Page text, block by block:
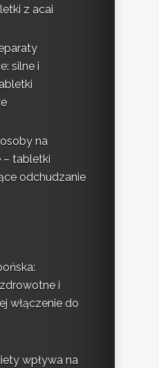
z acai
silne i
na
– tabletki
odchudzanie
i
włączenie do
wpływa na